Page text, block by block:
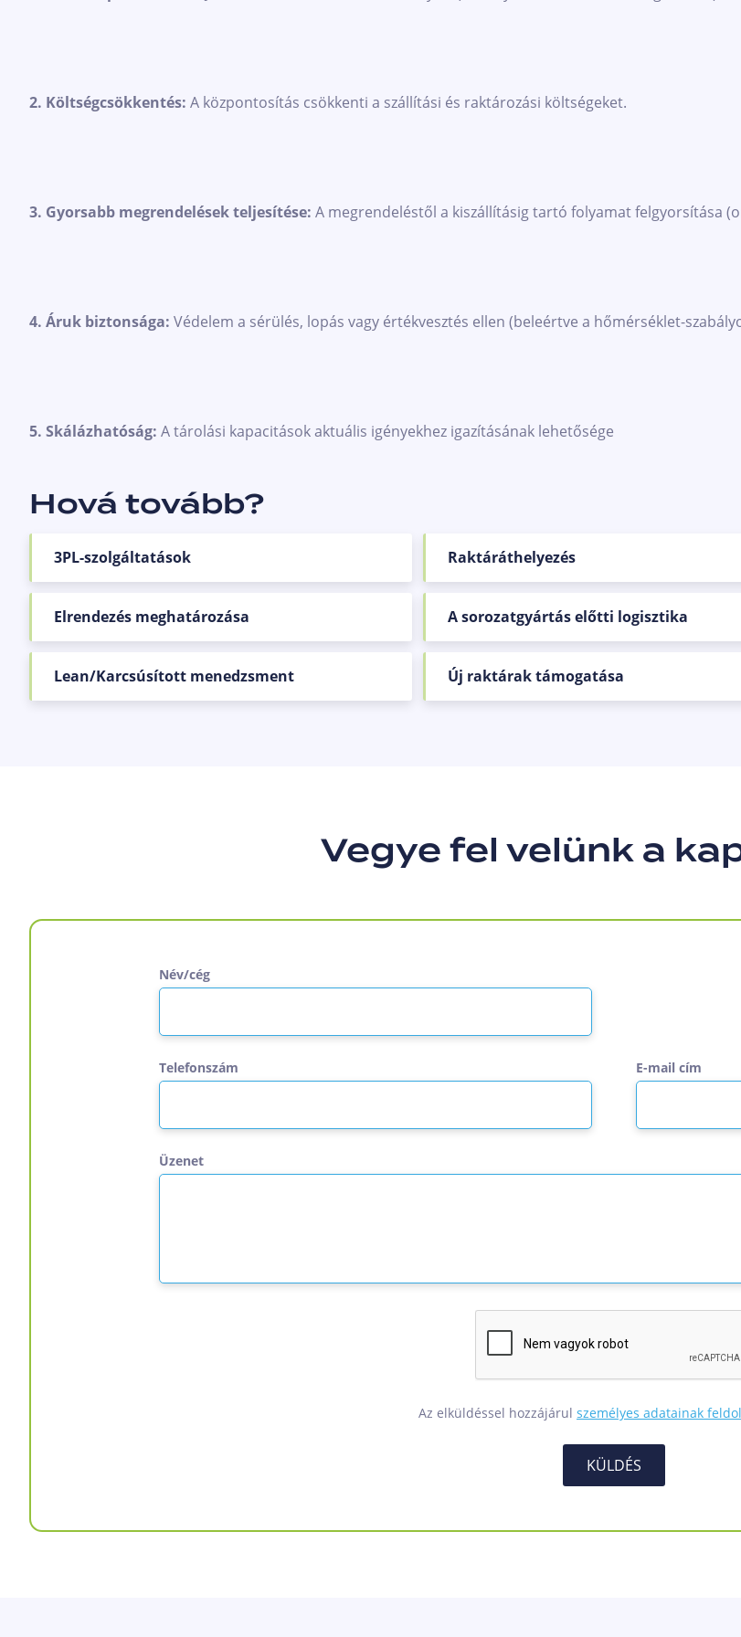
2. Költségcsökkentés: A központosítás csökkenti a szállítási és raktározási költségeket.
3. Gyorsabb megrendelések teljesítése: A megrendeléstől a kiszállításig tartó folyamat felgyorsítása
4. Áruk biztonsága: Védelem a sérülés, lopás vagy értékvesztés ellen (beleértve a hőmérséklet-
5. Skálázhatóság: A tárolási kapacitások aktuális igényekhez igazításának lehetősége
Hová tovább?
3PL-szolgáltatások Raktáráthelyezés
Elrendezés meghatározása A sorozatgyártás előtti logisztika
Lean/Karcsúsított menedzsment Új raktárak támogatása
Vegye fel velünk a
Név/cég
Telefonszám E-mail cím
Üzenet
Az elküldéssel hozzájárul személyes adatainak
KÜLDÉS